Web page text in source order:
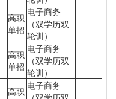
高职
单招
电子商务
（双学历双
轮训）
高职
单招
电子商务
（双学历双
轮训）
高职 电子商务